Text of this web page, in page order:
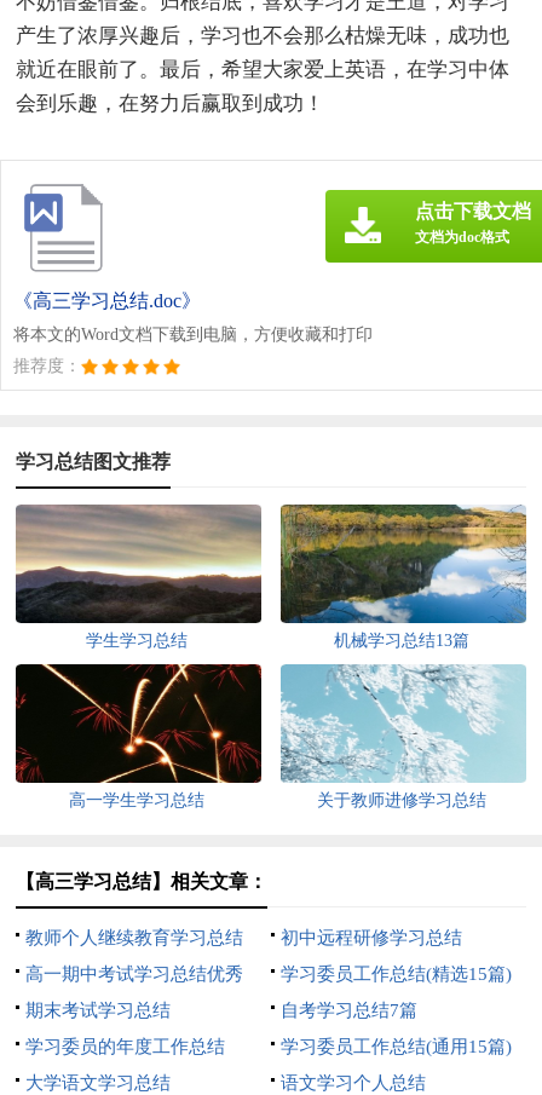
产生了浓厚兴趣后，学习也不会那么枯燥无味，成功也
就近在眼前了。最后，希望大家爱上英语，在学习中体
会到乐趣，在努力后赢取到成功！
《高三学习总结.doc》
将本文的Word文档下载到电脑，方便收藏和打印
推荐度：
点击下载文档
文档为doc格式
学习总结图文推荐
学生学习总结 机械学习总结13篇
高一学生学习总结 关于教师进修学习总结
【高三学习总结】相关文章：
教师个人继续教育学习总结
初中远程研修学习总结
高一期中考试学习总结优秀
学习委员工作总结(精选15篇)
期末考试学习总结
自考学习总结7篇
学习委员的年度工作总结
学习委员工作总结(通用15篇)
大学语文学习总结
语文学习个人总结